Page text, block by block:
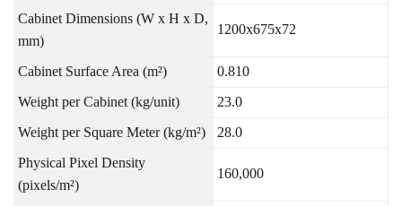
Cabinet Dimensions (W x H x D,
mm)
1200x675x72
Cabinet Surface Area (m²)
0.810
Weight per Cabinet (kg/unit)
23.0
Weight per Square Meter (kg/m²)
28.0
Physical Pixel Density
(pixels/m²)
160,000